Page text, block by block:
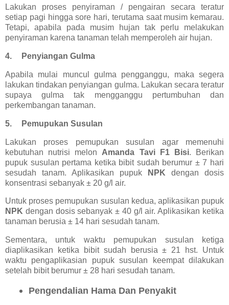
Lakukan proses penyiraman / pengairan secara teratur
setiap pagi hingga sore hari, terutama saat musim kemarau.
Tetapi, apabila pada musim hujan tak perlu melakukan
penyiraman karena tanaman telah memperoleh air hujan.
4. Penyiangan Gulma
Apabila mulai muncul gulma pengganggu, maka segera
lakukan tindakan penyiangan gulma. Lakukan secara teratur
supaya gulma tak mengganggu pertumbuhan dan
perkembangan tanaman.
5. Pemupukan Susulan
Lakukan proses pemupukan susulan agar memenuhi
kebutuhan nutrisi melon Amanda Tavi F1 Bisi. Berikan
pupuk susulan pertama ketika bibit sudah berumur ± 7 hari
sesudah tanam. Aplikasikan pupuk
NPK dengan dosis
konsentrasi sebanyak ± 20 g/l air.
Untuk proses pemupukan susulan kedua, aplikasikan pupuk
NPK dengan dosis sebanyak ± 40 g/l air. Aplikasikan ketika
tanaman berusia ± 14 hari sesudah tanam.
Sementara, untuk waktu pemupukan susulan ketiga
diaplikasikan ketika bibit sudah berusia ± 21 hst. Untuk
waktu pengaplikasian pupuk susulan keempat dilakukan
setelah bibit berumur ± 28 hari sesudah tanam.
Pengendalian Hama Dan Penyakit